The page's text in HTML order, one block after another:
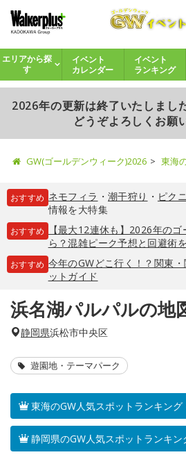
エリアから探
す
イベント
カレンダー
イベント
ランキング
2026年の更新は終了いたしまし
どうぞよろしくお願
GW(ゴールデンウィーク)2026 東海
おすすめ ネモフィラ ・ 潮干狩り ・ ピク
情報を大特集
おすすめ
【最大12連休も】2026年の
ら？混雑ピーク予想と回避術
おすすめ 今年のGWどこ行く！？関東
ットガイド
浜名湖パルパルの地
静岡県浜松市中央区
遊園地・テーマパーク
東海のGW人気スポットランキング
静岡県のGW人気スポットランキン